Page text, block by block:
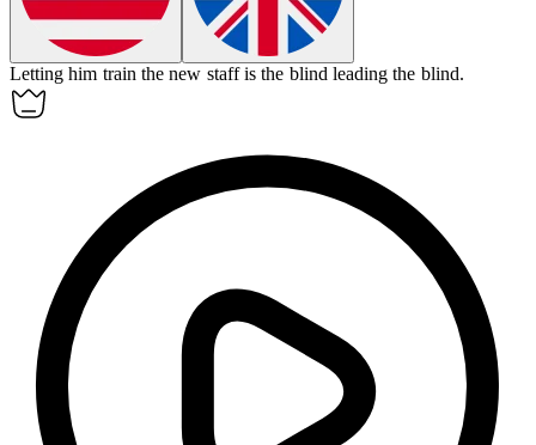
Letting him train the new staff is the blind leading the blind.